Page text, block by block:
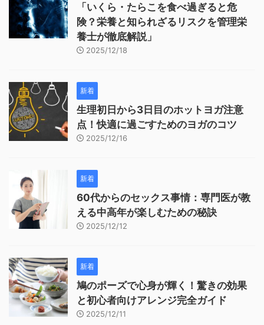
「いくら・たらこを食べ過ぎると危
険？栄養と知られざるリスクを管理栄
養士が徹底解説」
2025/12/18
新着
生理初日から3日目のホットヨガ注意
点！快適に過ごすためのヨガのコツ
2025/12/16
新着
60代からのセックス事情：専門医が教
える中高年が楽しむための秘訣
2025/12/12
新着
鳩のポーズで心身が輝く！驚きの効果
と初心者向けアレンジ完全ガイド
2025/12/11